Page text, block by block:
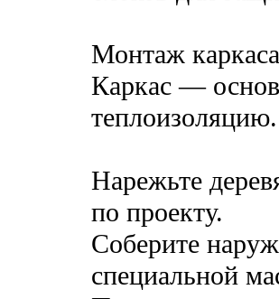
Монтаж каркаса
Каркас —
теплоизоляцию.
Нарежьте
по проекту.
Соберите
специальной